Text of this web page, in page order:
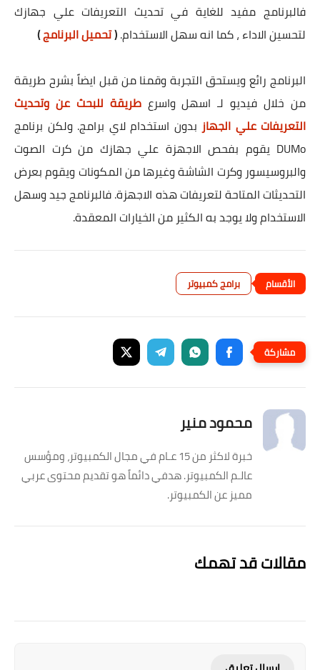
فالبرنامج مفيد للغاية في تحديث التعريفات علي جهازك
لتحسين الاداء ، كما انه سهل الاستخدام.(تحميل البرنامج)
البرنامج رائع ويستحق التجربة وقمنا من قبل ايضاً بشرح طريقة
من خلال فيديو لـ اسهل واسرعطريقة للبحث عن وتحديث
التعريفات علي الجهاز بدون استخدام لاي برامج. ولكن برنامج
DUMo يقوم بفحص الاجهزة علي جهازك من كرت الصوت
والبروسيسور وكرت الشاشة وغيرها من المكونات ويقوم بعرض
التحديثات المتاحة لتعريفات هذه الاجهزة. فالبرنامج جيد وسهل
الاستخدام ولا يوجد به الكثير من الخيارات المعقدة.
برامج كمبيوتر
محمود منير
خبرة لاكثر من 15 عـام في مجال الكمبيوتر، ومؤسس
عالـم الكمبيوتر. هدفي دائماً هو تقديم محتوى عربي
مميز عن الكمبيوتر.
مقالات قد تهمك